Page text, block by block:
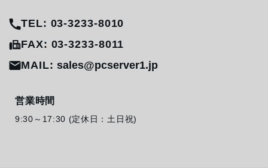
TEL: 03-3233-8010
FAX: 03-3233-8011
MAIL:sales@pcserver1.jp
営業時間
9:30～17:30 (定休日：土日祝)